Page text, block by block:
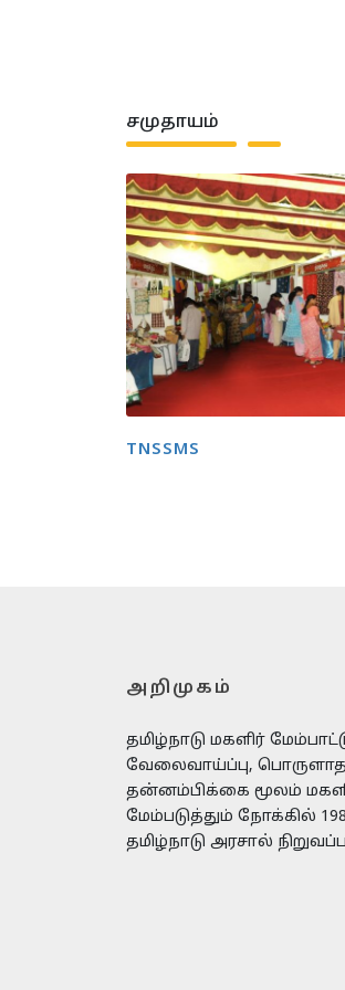
சமுதாயம்
TNSSMS
அறிமுகம்
தமிழ்நாடு மகளிர்
வேலைவாய்ப்பு,
தன்னம்பிக்கை மூலம்
மேம்படுத்தும் நோக்கில்
தமிழ்நாடு அரசால்